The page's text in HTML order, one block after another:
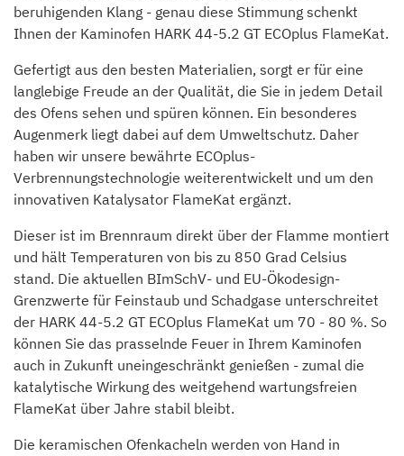
beruhigenden Klang - genau diese Stimmung schenkt
Ihnen der Kaminofen HARK 44-5.2 GT ECOplus FlameKat.
Gefertigt aus den besten Materialien, sorgt er für eine
langlebige Freude an der Qualität, die Sie in jedem Detail
des Ofens sehen und spüren können. Ein besonderes
Augenmerk liegt dabei auf dem Umweltschutz. Daher
haben wir unsere bewährte ECOplus-
Verbrennungstechnologie weiterentwickelt und um den
innovativen Katalysator FlameKat ergänzt.
Dieser ist im Brennraum direkt über der Flamme montiert
und hält Temperaturen von bis zu 850 Grad Celsius
stand. Die aktuellen BImSchV- und EU-Ökodesign-
Grenzwerte für Feinstaub und Schadgase unterschreitet
der HARK 44-5.2 GT ECOplus FlameKat um 70 - 80 %. So
können Sie das prasselnde Feuer in Ihrem Kaminofen
auch in Zukunft uneingeschränkt genießen - zumal die
katalytische Wirkung des weitgehend wartungsfreien
FlameKat über Jahre stabil bleibt.
Die keramischen Ofenkacheln werden von Hand in